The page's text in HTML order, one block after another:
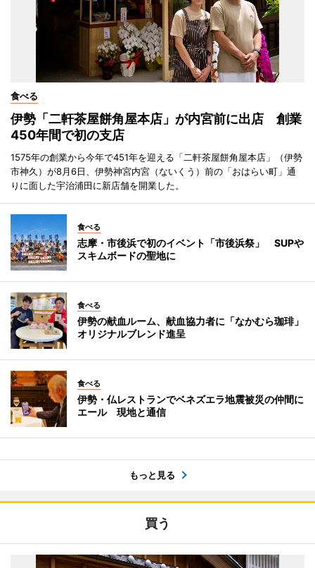
食べる
伊勢「二軒茶屋餅角屋本店」が内宮前に出店 創業
450年間で初の支店
1575年の創業から今年で451年を迎える「二軒茶屋餅角屋本店」（伊勢
市神久）が8月6日、伊勢神宮内宮（ないくう）前の「おはらい町」通
りに面した宇治浦田に新店舗を開業した。
食べる
志摩・市後浜で初のイベント「市後浜祭」 SUPや
スキムボードの聖地に
食べる
伊勢の献血ルーム、献血協力者に「なかむら珈琲」
オリジナルブレンド進呈
食べる
伊勢・仏レストランでベネズエラ地震被災の仲間に
エール 現地と通信
もっと見る
買う